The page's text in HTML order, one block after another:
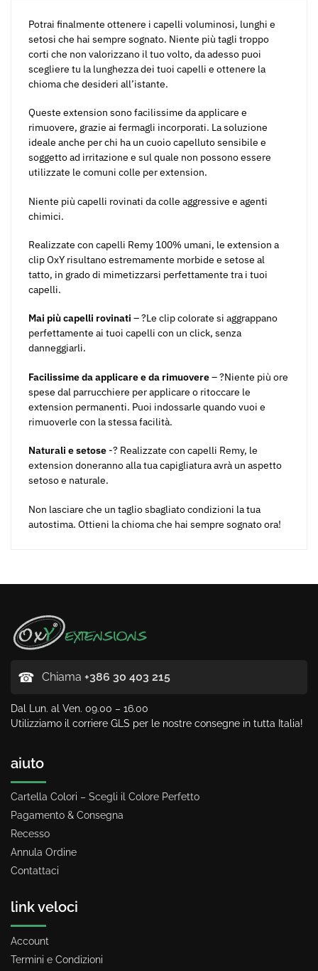
Potrai finalmente ottenere i capelli voluminosi, lunghi e
setosi che hai sempre sognato. Niente più tagli troppo
corti che non valorizzano il tuo volto, da adesso puoi
scegliere tu la lunghezza dei tuoi capelli e ottenere la
chioma che desideri all’istante.
Queste extension sono facilissime da applicare e
rimuovere, grazie ai fermagli incorporati. La soluzione
ideale anche per chi ha un cuoio capelluto sensibile e
soggetto ad irritazione e sul quale non possono essere
utilizzate le comuni colle per extension.
Niente più capelli rovinati da colle aggressive e agenti
chimici.
Realizzate con capelli Remy 100% umani, le extension a
clip OxY risultano estremamente morbide e setose al
tatto, in grado di mimetizzarsi perfettamente tra i tuoi
capelli.
Mai più capelli rovinati – ?Le clip colorate si aggrappano
perfettamente ai tuoi capelli con un click, senza
danneggiarli.
Facilissime da applicare e da rimuovere– ?Niente più ore
spese dal parrucchiere per applicare o ritoccare le
extension permanenti. Puoi indossarle quando vuoi e
rimuoverle con la stessa facilità.
Naturali e setose -? Realizzate con capelli Remy, le
extension doneranno alla tua capigliatura avrà un aspetto
setoso e naturale.
Non lasciare che un taglio sbagliato condizioni la tua
autostima. Ottieni la chioma che hai sempre sognato ora!
☎ Chiama +386 30 403 215
Dal Lun. al Ven. 09.00 – 16.00
Utilizziamo il corriere GLS per le nostre consegne in tutta Italia!
aiuto
Cartella Colori – Scegli il Colore Perfetto
Pagamento & Consegna
Recesso
Annula Ordine
Contattaci
link veloci
Account
Termini e Condizioni